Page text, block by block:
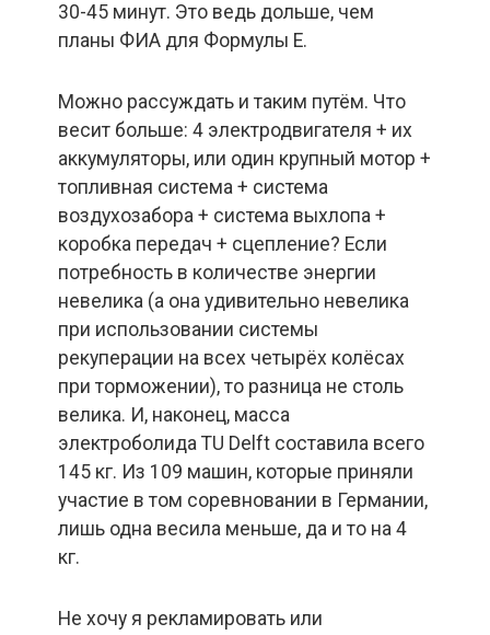
30-45 минут. Это ведь дольше, чем
планы ФИА для Формулы E.
Можно рассуждать и таким путём. Что
весит больше: 4 электродвигателя + их
аккумуляторы, или один крупный мотор +
топливная система + система
воздухозабора + система выхлопа +
коробка передач + сцепление? Если
потребность в количестве энергии
невелика (а она удивительно невелика
при использовании системы
рекуперации на всех четырёх колёсах
при торможении), то разница не столь
велика. И, наконец, масса
электроболида TU Delft составила всего
145 кг. Из 109 машин, которые приняли
участие в том соревновании в Германии,
лишь одна весила меньше, да и то на 4
кг.
Не хочу я рекламировать или